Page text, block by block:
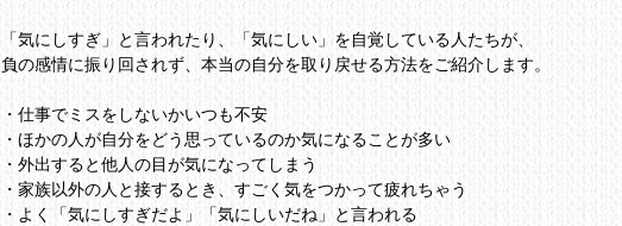
「気にしすぎ」と言われたり、「気にしい」を自覚している人たちが、
負の感情に振り回されず、本当の自分を取り戻せる方法をご紹介します。
・仕事でミスをしないかいつも不安
・ほかの人が自分をどう思っているのか気になることが多い
・外出すると他人の目が気になってしまう
・家族以外の人と接するとき、すごく気をつかって疲れちゃう
・よく「気にしすぎだよ」「気にしいだね」と言われる